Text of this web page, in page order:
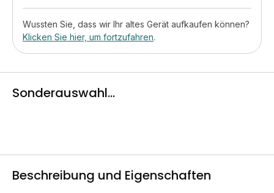
Wussten Sie, dass wir Ihr altes Gerät aufkaufen können?
Klicken Sie hier, um fortzufahren.
Sonderauswahl...
Beschreibung und Eigenschaften